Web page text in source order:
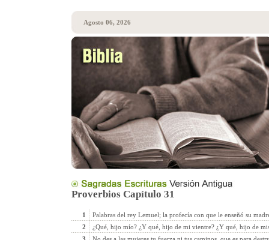
Agosto 06, 2026
Proverbios Capítulo 31
1
Palabras del rey Lemuel; la profecía con que le enseñó su
2
¿Qué, hijo mío? ¿Y qué, hijo de mi vientre? ¿Y qué, hijo de mis